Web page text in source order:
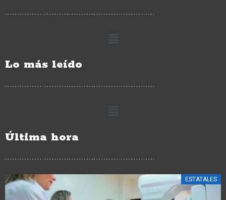
Lo más leído
Última hora
ESTATALES